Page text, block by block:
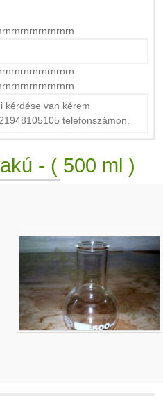
kérdése van kérem
telefonszámon.
- ( 500 ml )